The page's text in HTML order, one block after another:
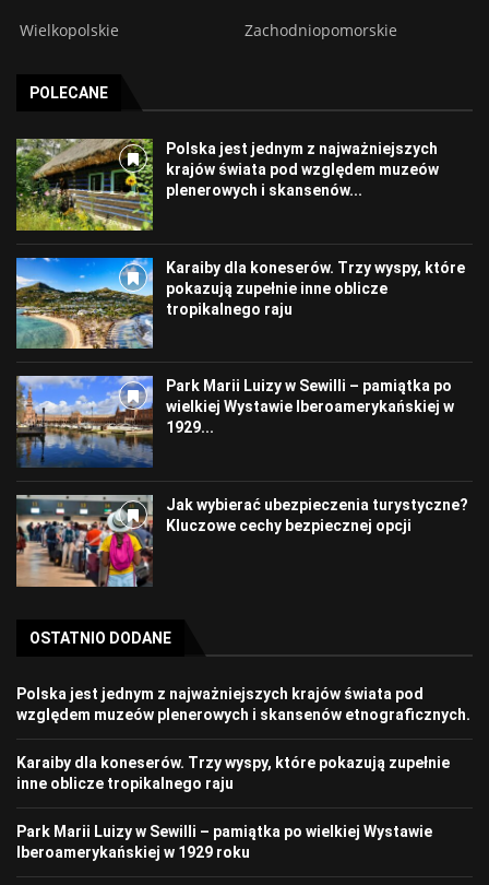
Wielkopolskie Zachodniopomorskie
POLECANE
Polska jest jednym z najważniejszych
krajów świata pod względem muzeów
plenerowych i skansenów...
Karaiby dla koneserów. Trzy wyspy, które
pokazują zupełnie inne oblicze
tropikalnego raju
Park Marii Luizy w Sewilli – pamiątka po
wielkiej Wystawie Iberoamerykańskiej w
1929...
Jak wybierać ubezpieczenia turystyczne?
Kluczowe cechy bezpiecznej opcji
OSTATNIO DODANE
Polska jest jednym z najważniejszych krajów świata pod
względem muzeów plenerowych i skansenów etnograficznych.
Karaiby dla koneserów. Trzy wyspy, które pokazują zupełnie
inne oblicze tropikalnego raju
Park Marii Luizy w Sewilli – pamiątka po wielkiej Wystawie
Iberoamerykańskiej w 1929 roku